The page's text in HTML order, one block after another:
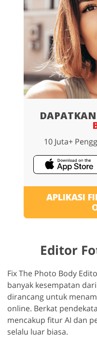
APLIKASI
10 Juta+
Editor
Fix The Photo Body
banyak kesempatan
dirancang untuk
online. Berkat
mencakup fitur AI dan
selalu luar biasa.